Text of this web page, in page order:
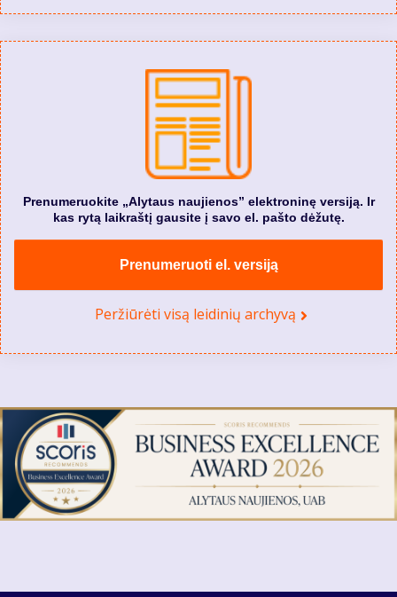
Prenumeruokite „Alytaus naujienos” elektroninę versiją. Ir
kas rytą laikraštį gausite į savo el. pašto dėžutę.
Prenumeruoti el. versiją
Peržiūrėti visą leidinių archyvą